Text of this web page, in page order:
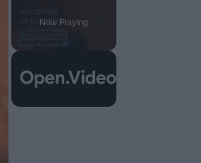
Now Playing